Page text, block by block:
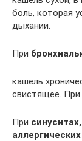
боль, которая
дыхании.
При
кашель
свистящее. При
При